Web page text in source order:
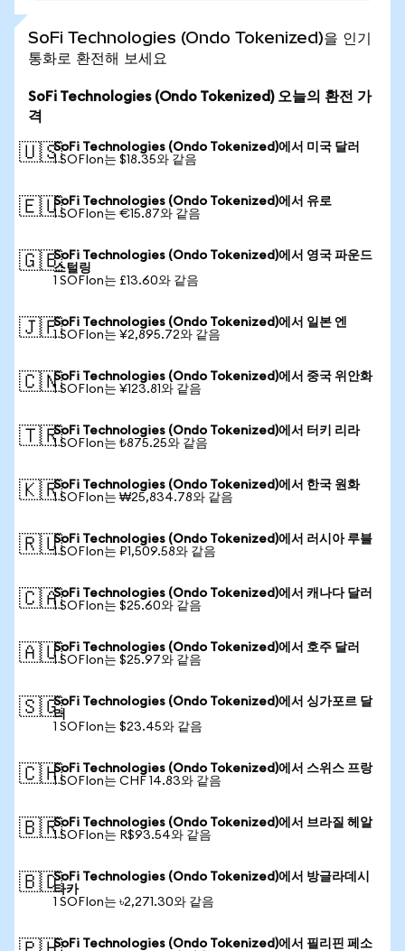
SoFi Technologies (Ondo Tokenized)을 인기
통화로 환전해 보세요
SoFi Technologies (Ondo Tokenized) 오늘의 환전 가
격
🇺🇸SoFi Technologies (Ondo Tokenized)에서 미국 달러
1 SOFIon는 $18.35와 같음
🇪🇺SoFi Technologies (Ondo Tokenized)에서 유로
1 SOFIon는 €15.87와 같음
🇬🇧SoFi Technologies (Ondo Tokenized)에서 영국 파운드
스털링
1 SOFIon는 £13.60와 같음
🇯🇵SoFi Technologies (Ondo Tokenized)에서 일본 엔
1 SOFIon는 ¥2,895.72와 같음
🇨🇳SoFi Technologies (Ondo Tokenized)에서 중국 위안화
1 SOFIon는 ¥123.81와 같음
🇹🇷SoFi Technologies (Ondo Tokenized)에서 터키 리라
1 SOFIon는 ₺875.25와 같음
🇰🇷SoFi Technologies (Ondo Tokenized)에서 한국 원화
1 SOFIon는 ₩25,834.78와 같음
🇷🇺SoFi Technologies (Ondo Tokenized)에서 러시아 루블
1 SOFIon는 ₽1,509.58와 같음
🇨🇦SoFi Technologies (Ondo Tokenized)에서 캐나다 달러
1 SOFIon는 $25.60와 같음
🇦🇺SoFi Technologies (Ondo Tokenized)에서 호주 달러
1 SOFIon는 $25.97와 같음
🇸🇬SoFi Technologies (Ondo Tokenized)에서 싱가포르 달
러
1 SOFIon는 $23.45와 같음
🇨🇭SoFi Technologies (Ondo Tokenized)에서 스위스 프랑
1 SOFIon는 CHF 14.83와 같음
🇧🇷SoFi Technologies (Ondo Tokenized)에서 브라질 헤알
1 SOFIon는 R$93.54와 같음
🇧🇩SoFi Technologies (Ondo Tokenized)에서 방글라데시
타카
1 SOFIon는 ৳2,271.30와 같음
SoFi Technologies (Ondo Tokenized)에서 필리핀 페소